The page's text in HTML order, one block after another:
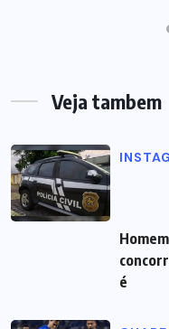
Veja tambem
é